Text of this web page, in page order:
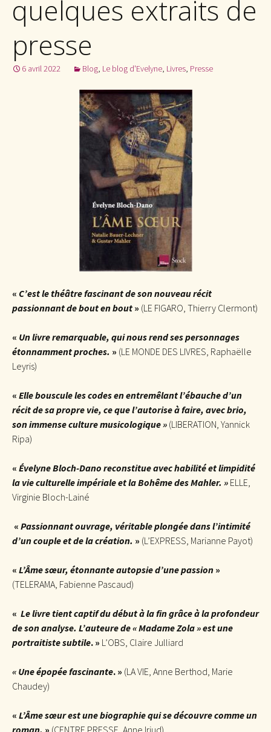
quelques extraits de
presse
6 avril 2022 Blog, Le blog d'Evelyne, Livres, Presse
« C’est le théâtre fascinant de son nouveau récit
passionnant de bout en bout » (LE FIGARO, Thierry Clermont)
« Un livre remarquable, qui nous rend ses personnages
étonnamment proches. » (LE MONDE DES LIVRES, Raphaëlle
Leyris)
« Elle bouscule les codes en entremêlant l’ébauche d’un
récit de sa propre vie, ce que l’autorise à faire, avec brio,
son immense culture musicologique » (LIBERATION, Yannick
Ripa)
« Évelyne Bloch-Dano reconstitue avec habilité et limpidité
la vie culturelle impériale et la Bohême des Mahler. » ELLE,
Virginie Bloch-Lainé
« Passionnant ouvrage, véritable plongée dans l’intimité
d’un couple et de la création. » (L’EXPRESS, Marianne Payot)
« L’Âme sœur, étonnante autopsie d’une passion »
(TELERAMA, Fabienne Pascaud)
« Le livre tient captif du début à la fin grâce à la profondeur
de son analyse. L’auteure de « Madame Zola » est une
portraitiste subtile. » L’OBS, Claire Julliard
« Une épopée fascinante. » (LA VIE, Anne Berthod, Marie
Chaudey)
« L’Âme sœur est une biographie qui se découvre comme un
roman. » (CENTRE PRESSE, Anne Irjud)